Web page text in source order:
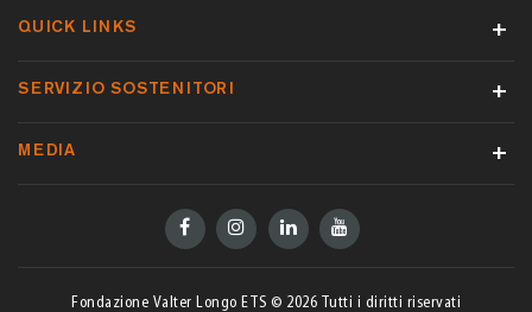
QUICK LINKS
SERVIZIO SOSTENITORI
MEDIA
Fondazione Valter Longo ETS © 2026 Tutti i diritti riservati